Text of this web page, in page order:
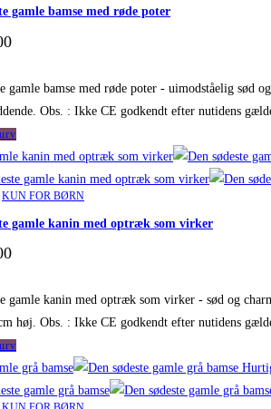
gamle bamse med røde poter
gamle bamse med røde poter - uimodståelig sød
Obs. : Ikke CE godkendt efter nutidens
KUN FOR BØRN
gamle kanin med optræk som virker
gamle kanin med optræk som virker - sød og
høj. Obs. : Ikke CE godkendt efter nutidens